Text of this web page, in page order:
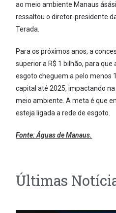
ao meio ambiente Manaus
ressaltou o diretor-presidente
Terada.
Para os próximos anos, a
superior a R$ 1 bilhão, para
esgoto cheguem a pelo menos
capital até 2025, impactando
meio ambiente. A meta é que
esteja ligada a rede de esgoto.
Fonte:Águas de Manaus.
Últimas